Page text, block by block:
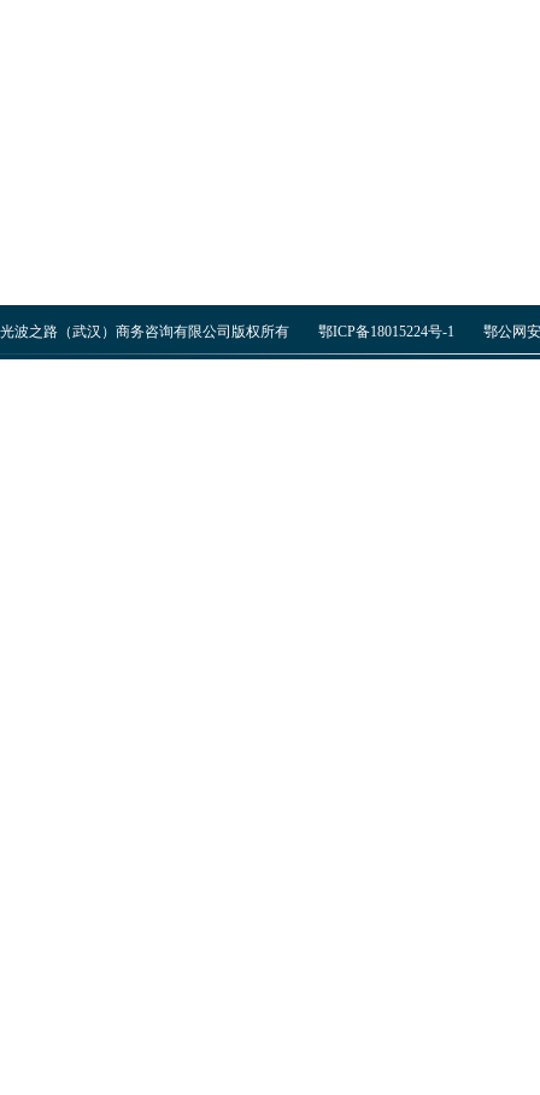
光波之路（武汉）商务咨询有限公司版权所有 鄂ICP备18015224号-1 鄂公网